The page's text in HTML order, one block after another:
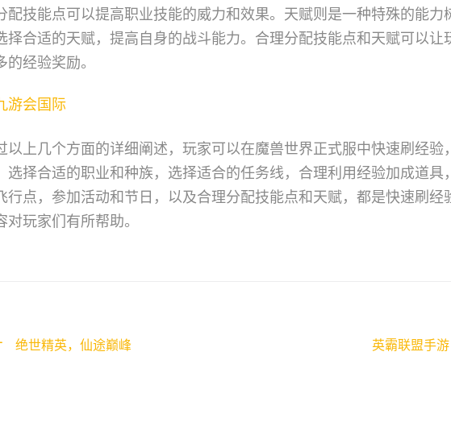
配技能点可以提高职业技能的威力和效果。天赋则是一种特殊的能力
择合适的天赋，提高自身的战斗能力。合理分配技能点和天赋可以让
的经验奖励。
游会国际
以上几个方面的详细阐述，玩家可以在魔兽世界正式服中快速刷经验
选择合适的职业和种族，选择适合的任务线，合理利用经验加成道具
行点，参加活动和节日，以及合理分配技能点和天赋，都是快速刷经
对玩家们有所帮助。
绝世精英，仙途巅峰 英霸联盟手